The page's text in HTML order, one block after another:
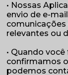
• Nossas
envio de e-
comunicações
relevantes ou
• Quando
confirmamos
podemos